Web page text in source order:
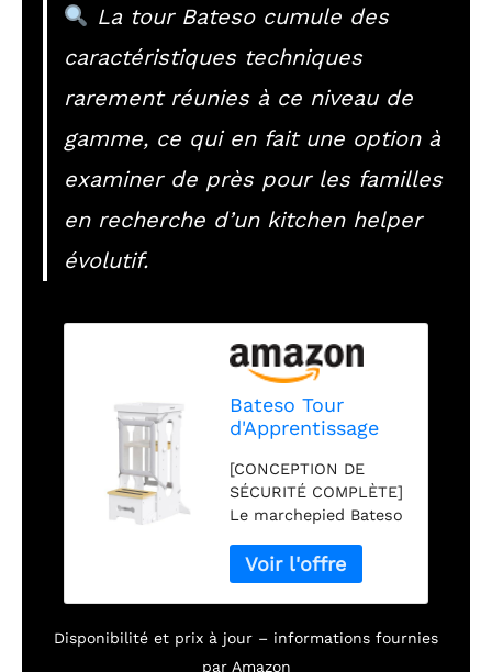
La tour Bateso cumule des
caractéristiques techniques
rarement réunies à ce niveau de
gamme, ce qui en fait une option à
examiner de près pour les familles
en recherche d’un kitchen helper
évolutif.
Bateso Tour
d'Apprentissage
Protection
Amovibles, Tour
d'Observation
Montessori en
Bois, 4 Hauteurs
Réglables Kitchen
Enfant
[CONCEPTION DE
SÉCURITÉ COMPLÈTE]
Le marchepied Bateso
la sécurité de vos
enfants en premier
lieu. Les garde-corps
robustes à quatre
Disponibilité et prix à jour – informations fournies
par Amazon